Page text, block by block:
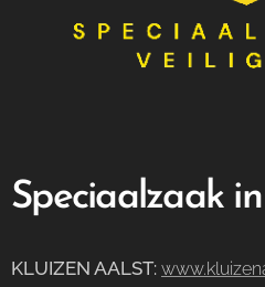
Speciaalzaak
KLUIZEN AALST: